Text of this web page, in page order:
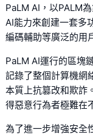
PaLM AI，以PALM
AI能力來創建一套多
編碼輔助等廣泛的用
PaLM AI運行的區塊
記錄了整個計算機網
本質上抗篡改和欺詐
得惡意行為者極難在
為了進一步增強安全